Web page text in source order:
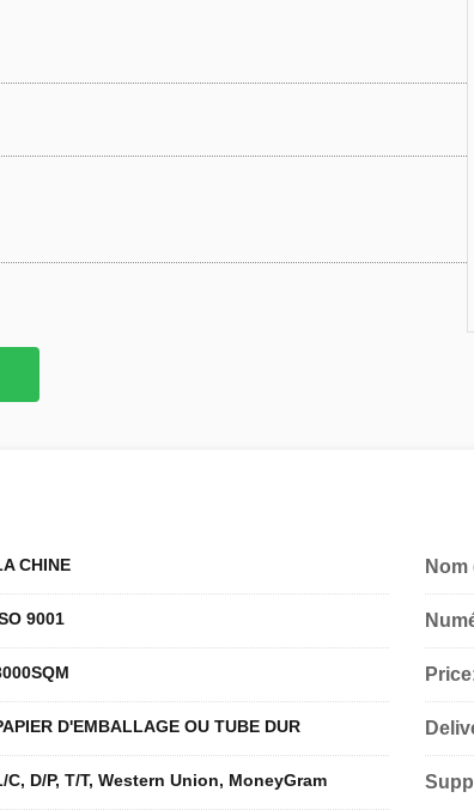
CHINE Nom
9001
D'EMBALLAGE OU TUBE DUR
C, D/P, T/T, Western Union, MoneyGram